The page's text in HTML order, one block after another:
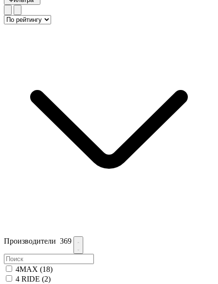
Производители 369
4MAX (18)
4 RIDE (2)